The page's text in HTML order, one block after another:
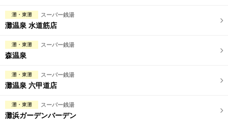
日本人スタッフのみ
スタッフ指名可
灘・東灘 スーパー銭湯
灘温泉 水道筋店
灘・東灘 スーパー銭湯
森温泉
灘・東灘 スーパー銭湯
灘温泉 六甲道店
灘・東灘 スーパー銭湯
灘浜ガーデンバーデン